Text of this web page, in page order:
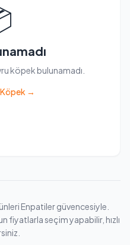
köpek bulunamadı.
Köpek →
Enpatiler güvencesiyle.
fiyatlarla seçim yapabilir, hızlı